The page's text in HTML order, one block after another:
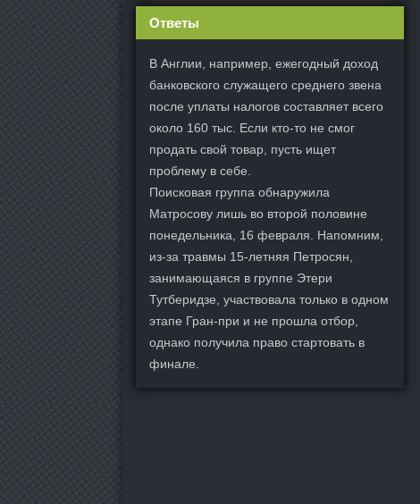
Ответы
В Англии, например, ежегодный доход
банковского служащего среднего звена
после уплаты налогов составляет всего
около 160 тыс. Если кто-то не смог
продать свой товар, пусть ищет
проблему в себе.
Поисковая группа обнаружила
Матросову лишь во второй половине
понедельника, 16 февраля. Напомним,
из-за травмы 15-летняя Петросян,
занимающаяся в группе Этери
Тутберидзе, участвовала только в одном
этапе Гран-при и не прошла отбор,
однако получила право стартовать в
финале.